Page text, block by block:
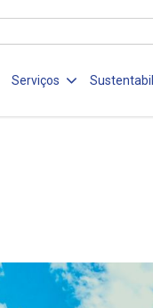
Serviços